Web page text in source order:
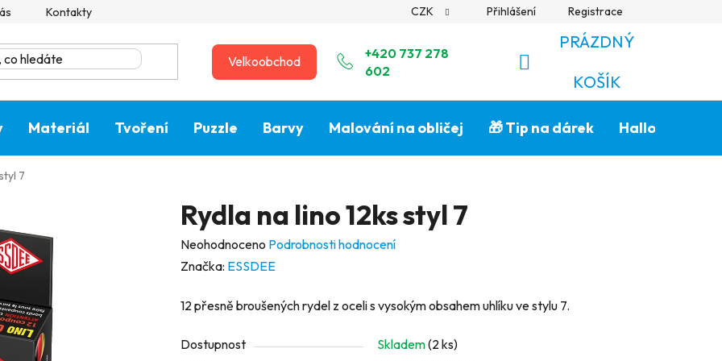
Kontakty CZK Přihlášení Registrace
Velkoobchod
+420 737 278
602
NÁKUPNÍ
KOŠÍK
PRÁZDNÝ
KOŠÍK
Materiál Tvoření Puzzle Barvy Malování na obličej 🎁 Tip na dárek Halloween🎃
7
Rydla na lino 12ks styl 7
Průměrné
hodnocení
je
z
Neohodnoceno Podrobnosti hodnocení
Značka: ESSDEE
12 přesně broušených rydel z oceli s vysokým obsahem uhlíku ve stylu 7.
Dostupnost Skladem(2 ks)